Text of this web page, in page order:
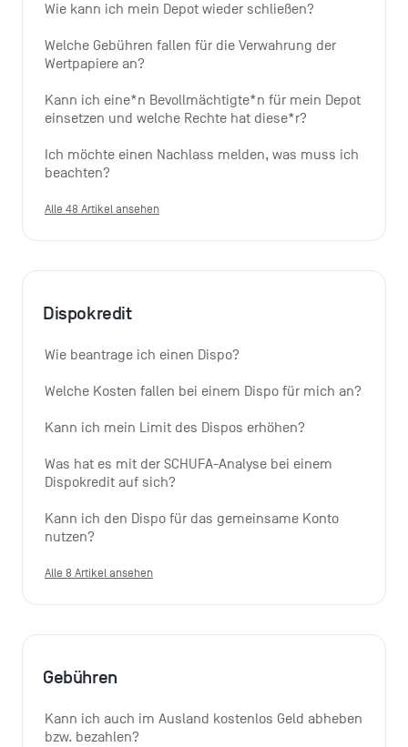
Wie kann ich mein Depot wieder schließen?
Welche Gebühren fallen für die Verwahrung der
Wertpapiere an?
Kann ich eine*n Bevollmächtigte*n für mein Depot
einsetzen und welche Rechte hat diese*r?
Ich möchte einen Nachlass melden, was muss ich
beachten?
Alle 48 Artikel ansehen
Dispokredit
Wie beantrage ich einen Dispo?
Welche Kosten fallen bei einem Dispo für mich an?
Kann ich mein Limit des Dispos erhöhen?
Was hat es mit der SCHUFA-Analyse bei einem
Dispokredit auf sich?
Kann ich den Dispo für das gemeinsame Konto
nutzen?
Alle 8 Artikel ansehen
Gebühren
Kann ich auch im Ausland kostenlos Geld abheben
bzw. bezahlen?